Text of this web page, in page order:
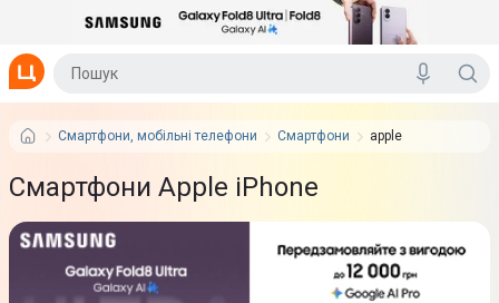
Смартфони, мобільні телефони Смартфони apple
Смартфони Apple iPhone